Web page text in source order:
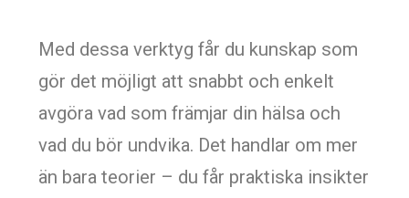
Med dessa verktyg får du kunskap som
gör det möjligt att snabbt och enkelt
avgöra vad som främjar din hälsa och
vad du bör undvika. Det handlar om mer
än bara teorier – du får praktiska insikter